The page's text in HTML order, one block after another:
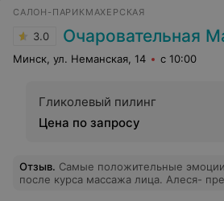
САЛОН-ПАРИКМАХЕРСКАЯ
3.0 Очаровательная
Минск, ул. Неманская, 14 с 10:00
Гликолевый пилинг
Цена по запросу
Отзыв. Самые положительные эмоции
после курса массажа лица. Алеся-